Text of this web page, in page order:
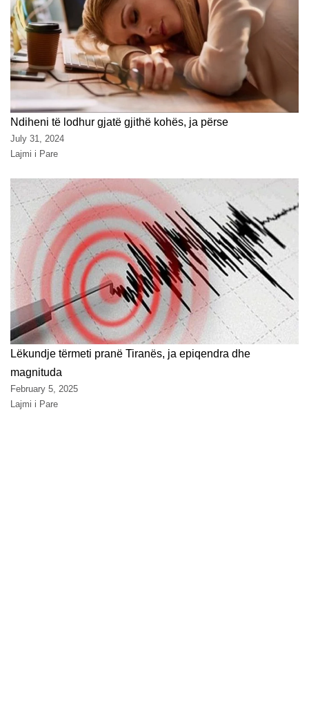
Ndiheni të lodhur gjatë gjithë kohës, ja përse
July 31, 2024
Lajmi i Pare
Lëkundje tërmeti pranë Tiranës, ja epiqendra dhe
magnituda
February 5, 2025
Lajmi i Pare